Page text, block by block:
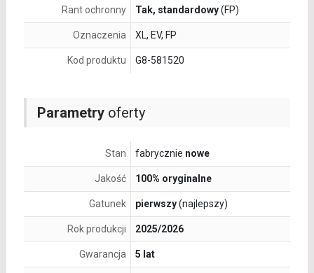
Parametryoferty
Stan fabrycznie nowe
Jakość 100% oryginalne
Gatunek pierwszy(najlepszy)
Rok produkcji 2025/2026
Gwarancja 5 lat
Rant ochronny Tak, standardowy(FP)
Oznaczenia XL, EV, FP
Kod produktu G8-581520